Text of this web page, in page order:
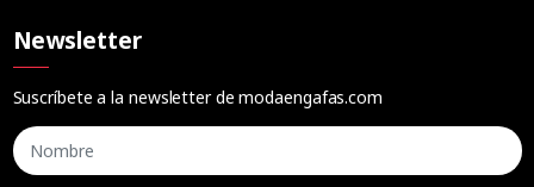
Newsletter
Suscríbete a la newsletter de modaengafas.com